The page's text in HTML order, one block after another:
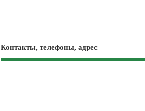
Контакты, телефоны, адрес